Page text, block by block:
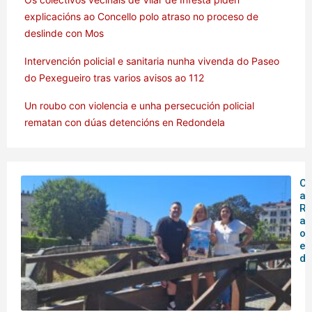
explicacións ao Concello polo atraso no proceso de
deslinde con Mos
Intervención policial e sanitaria nunha vivenda do Paseo
do Pexegueiro tras varios avisos ao 112
Un roubo con violencia e unha persecución policial
rematan con dúas detencións en Redondela
O
o